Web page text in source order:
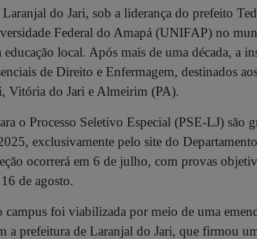
do Jari, sob a liderança do prefeito
Federal do Amapá (UNIFAP) no
local. Após mais de uma década, a
de Direito e Enfermagem, destinados
Vitória do Jari e Almeirim (PA).
o Processo Seletivo Especial (PSE-LJ) são
exclusivamente pelo site do
ocorrerá em 6 de julho, com provas
de agosto.
campus foi viabilizada por meio de uma
a prefeitura de Laranjal do Jari, que firmou